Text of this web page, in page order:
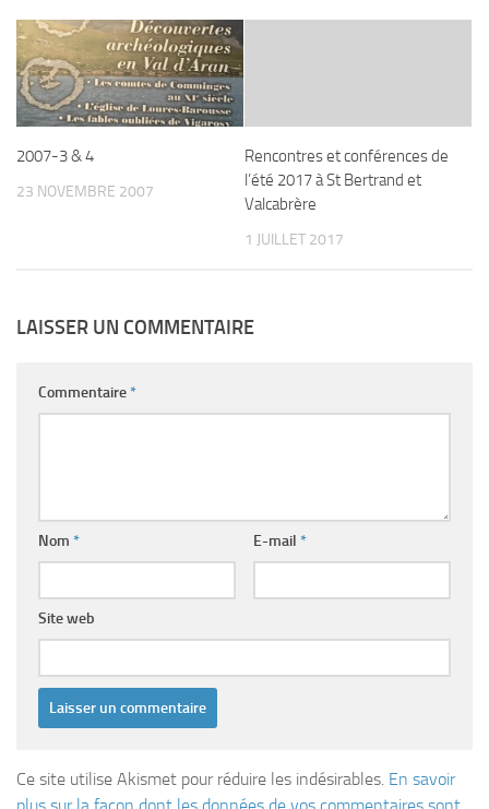
2007-3 & 4
23 NOVEMBRE 2007
Rencontres et conférences de
l’été 2017 à St Bertrand et
Valcabrère
1 JUILLET 2017
LAISSER UN COMMENTAIRE
Commentaire*
Nom * E-mail *
Site web
Ce site utilise Akismet pour réduire les indésirables. En savoir